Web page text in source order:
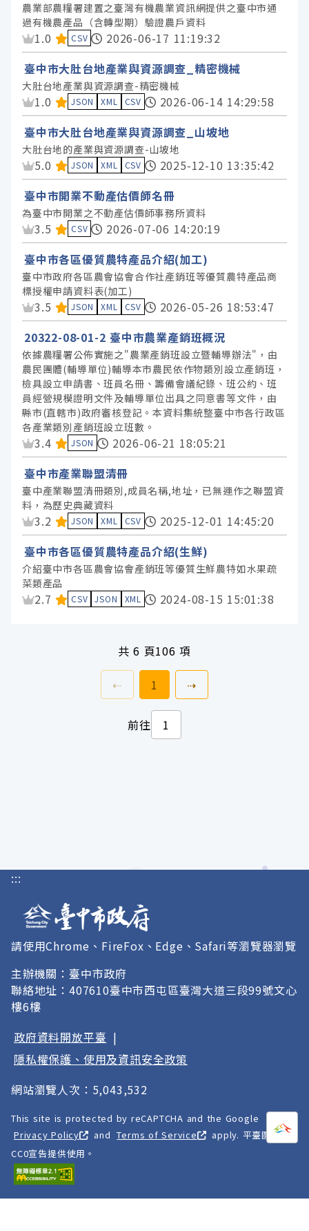
農業部農糧署建置之臺灣有機農業資訊網提供之臺中市通
過有機農產品（含轉型期）驗證農戶資料
資料集評分：
1.0 CSV
2026-06-17 11:19:32
臺中市大肚台地產業與資源調查_精密機械
大肚台地產業與資源調查-精密機械
資料集評分：
1.0 JSON XML CSV
2026-06-14 14:29:58
臺中市大肚台地產業與資源調查_山坡地
大肚台地的產業與資源調查-山坡地
資料集評分：
5.0 JSON XML CSV
2025-12-10 13:35:42
臺中市開業不動產估價師名冊
為臺中市開業之不動產估價師事務所資料
資料集評分：
3.5 CSV
2026-07-06 14:20:19
臺中市各區優質農特產品介紹(加工)
臺中市政府各區農會協會合作社產銷班等優質農特產品商
標授權申請資料表(加工)
資料集評分：
3.5 JSON XML CSV
2026-05-26 18:53:47
20322-08-01-2 臺中市農業產銷班概況
依據農糧署公佈實施之"農業產銷班設立暨輔導辦法"，由
農民團體(輔導單位)輔導本市農民依作物類別設立產銷班，
檢具設立申請書、班員名冊、籌備會議紀錄、班公約、班
員經營規模證明文件及輔導單位出具之同意書等文件，由
縣市(直轄市)政府審核登記。本資料集統整臺中市各行政區
各產業類別產銷班設立班數。
資料集評分：
3.4 JSON
2026-06-21 18:05:21
臺中市產業聯盟清冊
臺中產業聯盟清冊類別,成員名稱,地址，已無運作之聯盟資
料，為歷史典藏資料
資料集評分：
3.2 JSON XML CSV
2025-12-01 14:45:20
臺中市各區優質農特產品介紹(生鮮)
介紹臺中市各區農會協會產銷班等優質生鮮農特如水果疏
菜類產品
資料集評分：
2.7 CSV JSON XML 2024-08-15 15:01:38
共6 頁106 項
⇠ 上一頁前往
1 ⇢下一頁
前往
打開
:::
請使用Chrome、FireFox、Edge、Safari等瀏覽器瀏覽
主辦機關：臺中市政府
聯絡地址：407610臺中市西屯區臺灣大道三段99號文心
樓6樓
政府資料開放平臺 |
隱私權保護、使用及資訊安全政策
網站瀏覽人次：5,043,532
This site is protected by reCAPTCHA and the Google
Privacy Policy
and Terms of Service
apply. 平臺圖像以
CC0宣告提供使用。